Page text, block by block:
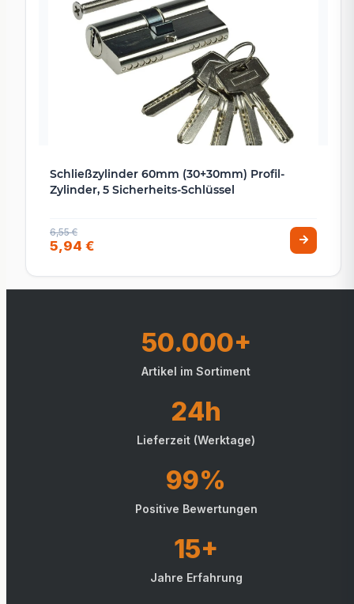
Schließzylinder 60mm (30+30mm) Profil-
Zylinder, 5 Sicherheits-Schlüssel
6,55 €
5,94 €
50.000+
Artikel im Sortiment
24h
Lieferzeit (Werktage)
99%
Positive Bewertungen
15+
Jahre Erfahrung